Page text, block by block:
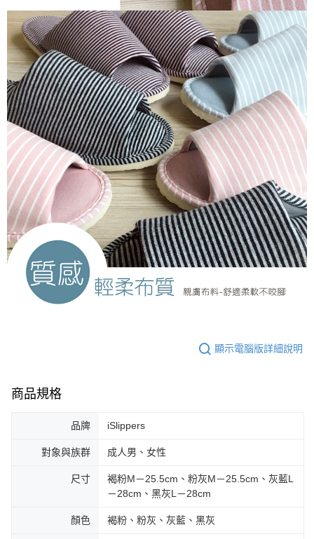
顯示電腦版詳細說明
商品規格
品牌 iSlippers
對象與族群 成人男、女性
尺寸
褐粉M－25.5cm、粉灰M－25.5cm、灰藍L
－28cm、黑灰L－28cm
顏色 褐粉、粉灰、灰藍、黑灰